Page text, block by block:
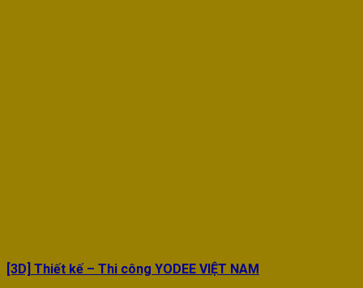
[3D] Thiết kế – Thi công YODEE VIỆT NAM